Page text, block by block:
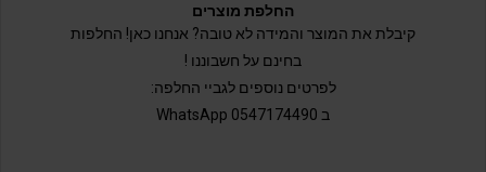
החלפת מוצרים
קיבלת את המוצר והמידה לא טובה? אנחנו כאן! החלפות
בחינם על חשבוננו !
לפרטים נוספים לגביי החלפה:
ב 0547174490 WhatsApp